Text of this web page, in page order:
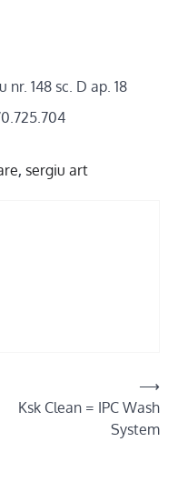
nr. 148 sc. D ap. 18
, sergiu art
Ksk Clean = IPC Wash
System
⟶